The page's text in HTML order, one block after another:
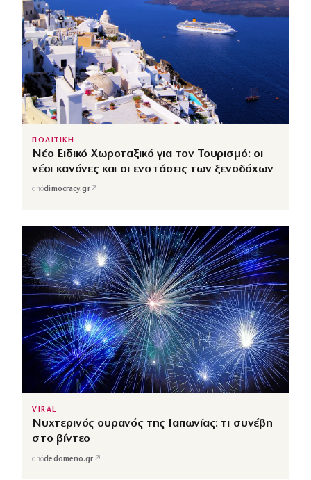
ΠΟΛΙΤΙΚΗ
Νέο Ειδικό Χωροταξικό για τον Τουρισμό: οι
νέοι κανόνες και οι ενστάσεις των ξενοδόχων
απόdimocracy.gr↗
VIRAL
Νυχτερινός ουρανός της Ιαπωνίας: τι συνέβη
στο βίντεο
απόdedomeno.gr ↗